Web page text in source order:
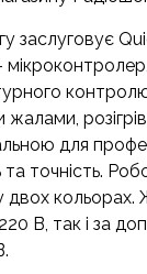
заслуговує
жалами,
для
та точність.
двох кольорах.
В, так і за